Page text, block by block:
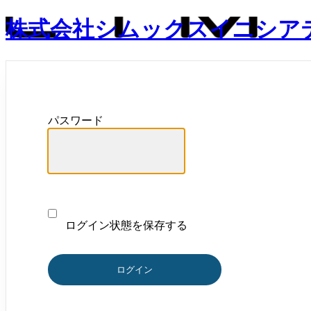
株式会社シムックスイニシア
パスワード
ログイン状態を保存する